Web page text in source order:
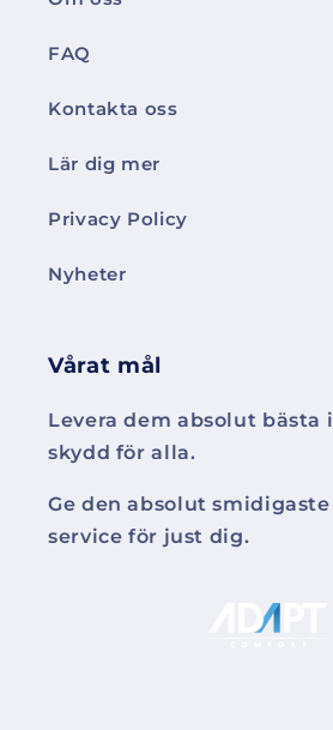
FAQ
Kontakta oss
Lär dig mer
Privacy Policy
Nyheter
Vårat mål
Levera dem absolut bästa
skydd för alla.
Ge den absolut
service för just dig.